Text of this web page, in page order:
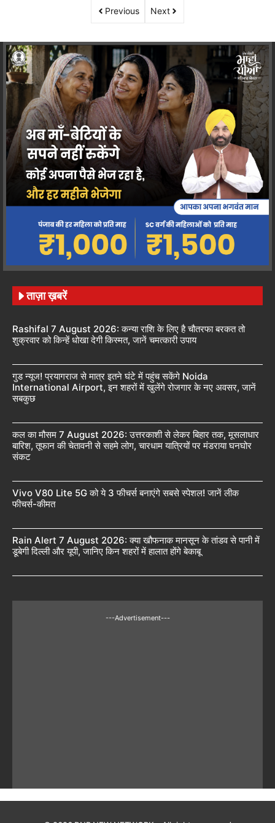
Previous Next
ताज़ा ख़बरें
Rashifal 7 August 2026: कन्या राशि के लिए है चौतरफा बरकत तो
शुक्रवार को किन्हें धोखा देगी किस्मत, जानें चमत्कारी उपाय
गुड न्यूज! प्रयागराज से मात्र इतने घंटे में पहुंच सकेंगे Noida
International Airport, इन शहरों में खुलेंगे रोजगार के नए अवसर, जानें
सबकुछ
कल का मौसम 7 August 2026: उत्तरकाशी से लेकर बिहार तक, मूसलाधार
बारिश, तूफान की चेतावनी से सहमे लोग, चारधाम यात्रियों पर मंडराया घनघोर
संकट
Vivo V80 Lite 5G को ये 3 फीचर्स बनाएंगे सबसे स्पेशल! जानें लीक
फीचर्स-कीमत
Rain Alert 7 August 2026: क्या खौफनाक मानसून के तांडव से पानी में
डूबेगी दिल्ली और यूपी, जानिए किन शहरों में हालात होंगे बेकाबू
---Advertisement---